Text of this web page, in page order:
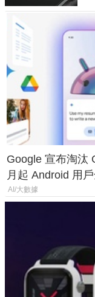
Google 宣布淘汰
月起 Android 用
AI/大數據